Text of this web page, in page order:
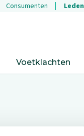
Consumenten Leden
Voetklachten